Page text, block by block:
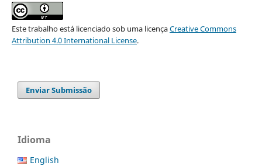
Este trabalho está licenciado sob uma licençaCreative Commons
Attribution 4.0 International License.
Enviar Submissão
Idioma
English